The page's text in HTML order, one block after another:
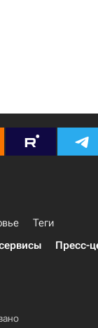
Теги
Пресс-